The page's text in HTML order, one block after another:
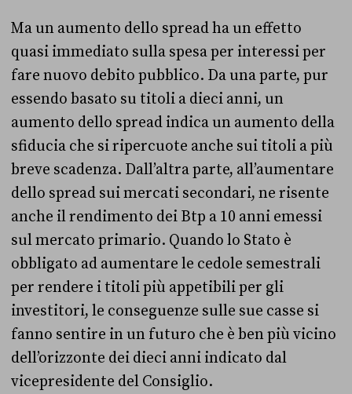
Ma un aumento dello spread ha un effetto
quasi immediato sulla spesa per interessi per
fare nuovo debito pubblico. Da una parte, pur
essendo basato su titoli a dieci anni, un
aumento dello spread indica un aumento della
sfiducia che si ripercuote anche sui titoli a più
breve scadenza. Dall’altra parte, all’aumentare
dello spread sui mercati secondari, ne risente
anche il rendimento dei Btp a 10 anni emessi
sul mercato primario. Quando lo Stato è
obbligato ad aumentare le cedole semestrali
per rendere i titoli più appetibili per gli
investitori, le conseguenze sulle sue casse si
fanno sentire in un futuro che è ben più vicino
dell’orizzonte dei dieci anni indicato dal
vicepresidente del Consiglio.